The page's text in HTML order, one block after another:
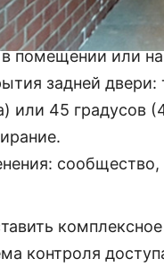
0,2 с.
в помещении или
задней
или 45 градусов
комплексное
контроля